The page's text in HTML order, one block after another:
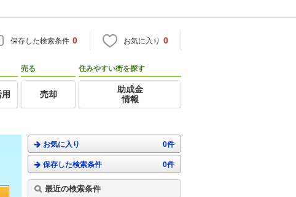
保存した検索条件 0 お気に入り 0
売る
売却
住みやすい街を探す
助成金
情報
お気に入り 0件
保存した検索条件 0件
最近の検索条件